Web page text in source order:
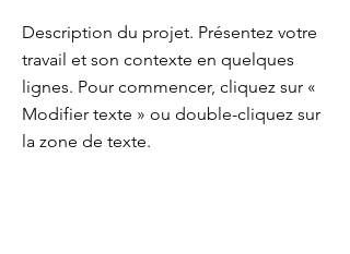
Description du projet. Présentez votre
travail et son contexte en quelques
lignes. Pour commencer, cliquez sur «
Modifier texte » ou double-cliquez sur
la zone de texte.